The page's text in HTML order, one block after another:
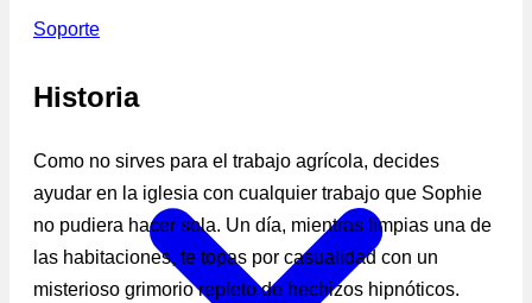
Soporte
Historia
Como no sirves para el trabajo agrícola, decides
ayudar en la iglesia con cualquier trabajo que Sophie
no pudiera hacer sola. Un día, mientras limpias una de
las habitaciones, te topas por casualidad con un
misterioso grimorio repleto de hechizos hipnóticos.